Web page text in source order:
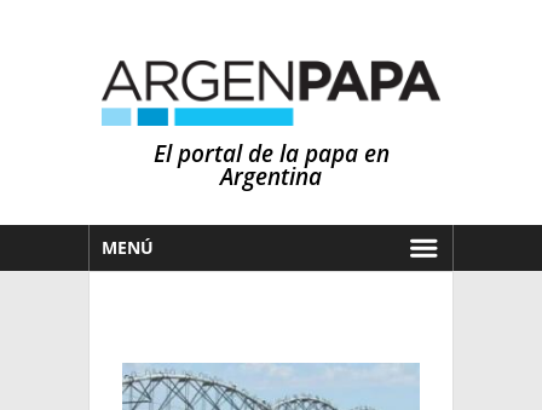
El portal de la papa en
Argentina
MENÚ
NOTICIAS